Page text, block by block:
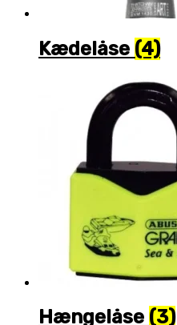
Kædelåse (4)
Hængelåse (3)